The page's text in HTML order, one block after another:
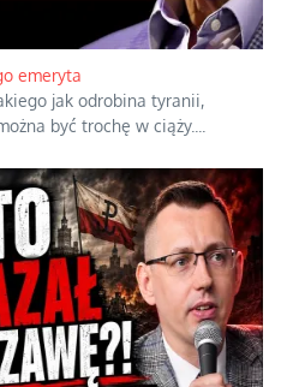
emeryta
jak odrobina tyranii,
być trochę w ciąży.